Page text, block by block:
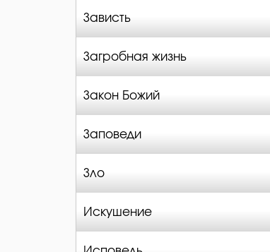
Зависть
Загробная жизнь
Закон Божий
Заповеди
Зло
Искушение